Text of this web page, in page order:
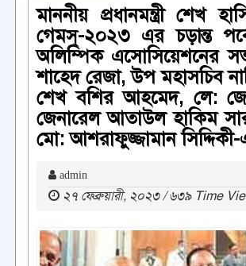
মাননীয় প্রধানমন্ত্রী শেখ
গেমস্-২০২৩ এর চড়ান্ত
অলিম্পিক এসোসিয়েশনের
শাহেদ রেজা, উপ মহাসচিব
শেখ বশির আহমেদ, লে:
জেনারেল আতাউল হাকিম
মো: আশরাফুজ্জামান
admin
২৭ ফেব্রুয়ারী, ২০২৩ / ৬৩৯ Time